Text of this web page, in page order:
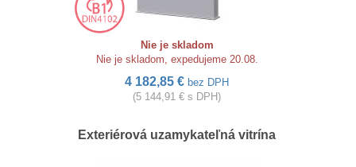
Nie je skladom
Nie je skladom, expedujeme 20.08.
4 182,85 € bez DPH
(5 144,91 € s DPH)
Exteriérová uzamykateľná vitrína